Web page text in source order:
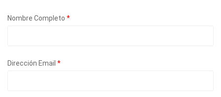
Nombre Completo *
Dirección Email *